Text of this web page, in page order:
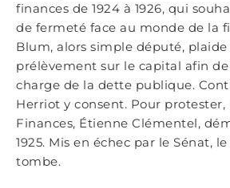
finances de 1924 à 1926, qui
de fermeté face au monde de la
Blum, alors simple député,
prélèvement sur le capital afin
charge de la dette publique.
Herriot y consent. Pour
Finances, Étienne Clémentel,
1925. Mis en échec par le Sénat,
tombe.